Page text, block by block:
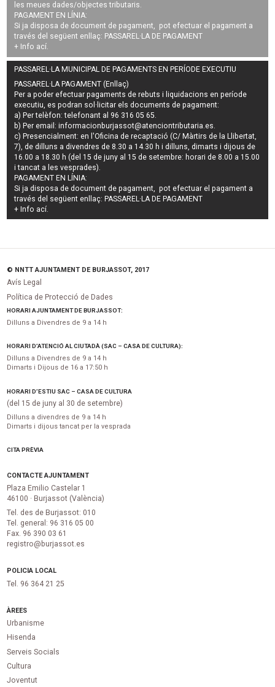
les meues dades/objectes tributaris.
PAGAMENT EN LÍNIA:
Si ja disposa de document de pagament, pot efectuar el pagament a
través del següent enllaç: PASSAREL·LA DE PAGAMENT
+ Info ací.
PASSAREL·LA MUNICIPAL DE PAGAMENTS EN PERÍODE EXECUTIU
PASSAREL·LA PAGAMENT (Enllaç)
Per a poder efectuar pagaments derebuts i liquidacions en període
executiu , es podran sol·licitar els documents de pagament:
a) Per telèfon: telefonant al 96 316 05 65.
b) Per email:informacionburjassot@atenciontributaria.es
c) Presencialment: en l'Oficina de recaptació (C/ Màrtirs de la Llibertat,
7), de dilluns a divendres de 8.30 a 14.30 h i dilluns, dimarts i dijous de
16.00 a 18.30 h (del 15 de juny al 15 de setembre: horari de 8.00 a 15.00
i tancat a les vesprades).
PAGAMENT EN LÍNIA:
Si ja disposa de document de pagament, pot efectuar el pagament a
través del següent enllaç:PASSAREL·LA DE PAGAMENT
+ Info ací
© NNTT AJUNTAMENT DE BURJASSOT, 2017
Avís Legal
Política de Protecció de Dades
HORARI AJUNTAMENT DE BURJASSOT:
Dilluns a Divendres de 9 a 14 h
HORARI D’ATENCIÓ AL CIUTADÀ (SAC – CASA DE CULTURA):
Dilluns a Divendres de 9 a 14 h
Dimarts i Dijous de 16 a 17:50 h
HORARI D’ESTIU SAC – CASA DE CULTURA
(del 15 de juny al 30 de setembre)
Dilluns a divendres de 9 a 14 h
Dimarts i dijous tancat per la vesprada
CITA PRÈVIA
CONTACTE AJUNTAMENT
Plaza Emilio Castelar 1
46100 · Burjassot (València)
Tel. des de Burjassot: 010
Tel. general: 96 316 05 00
Fax. 96 390 03 61
registro@burjassot.es
POLICIA LOCAL
Tel. 96 364 21 25
ÀREES
Urbanisme
Hisenda
Serveis Socials
Cultura
Joventut